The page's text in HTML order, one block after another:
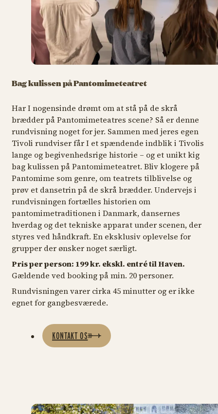
Bag kulissen på Pantomimeteatret
Har I nogensinde drømt om at stå på de skrå
brædder på Pantomimeteatres scene? Så er denne
rundvisning noget for jer. Sammen med jeres egen
Tivoli rundviser får I et spændende indblik i Tivolis
lange og begivenhedsrige historie – og et unikt kig
bag kulissen på Pantomimeteatret. Bliv klogere på
Pantomime som genre, om teatrets tilblivelse og
prøv et dansetrin på de skrå brædder. Undervejs i
rundvisningen fortælles historien om
pantomimetraditionen i Danmark, dansernes
hverdag og det tekniske apparat under scenen, der
styres ved håndkraft. En eksklusiv oplevelse for
grupper der ønsker noget særligt.
Pris per person: 199 kr. ekskl. entré til Haven.
Gældende ved booking på min. 20 personer.
Rundvisningen varer cirka 45 minutter og er ikke
egnet for gangbesværede.
KONTAKT OS